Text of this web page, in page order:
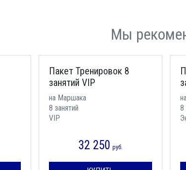
Мы
Пакет Тренировок 8
занятий VIP
на Маршака
8 занятий
VIP
32 250 руб.
8